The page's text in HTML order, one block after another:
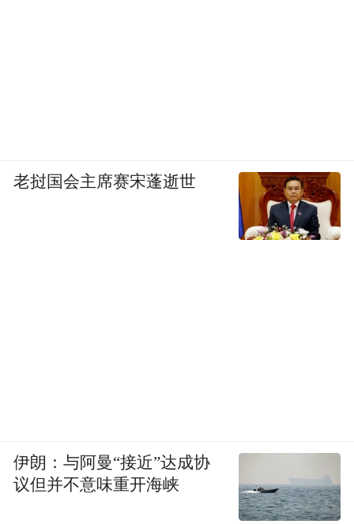
老挝国会主席赛宋蓬逝世
伊朗：与阿曼“接近”达成协
议但并不意味重开海峡